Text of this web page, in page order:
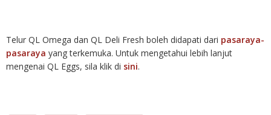
Telur QL Omega dan QL Deli Fresh boleh didapati dari pasaraya-
pasaraya yang terkemuka. Untuk mengetahui lebih lanjut
mengenai QL Eggs, sila klik di sini.